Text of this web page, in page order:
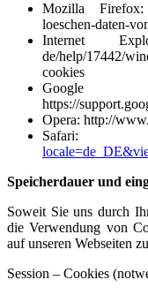
Mozilla
loeschen-daten-
Internet
de/help/17442/
cookies
https://
Opera: http://
Speicherdauer und
Soweit Sie uns durch
die Verwendung von
auf unseren Webseiten
Session – Cookies